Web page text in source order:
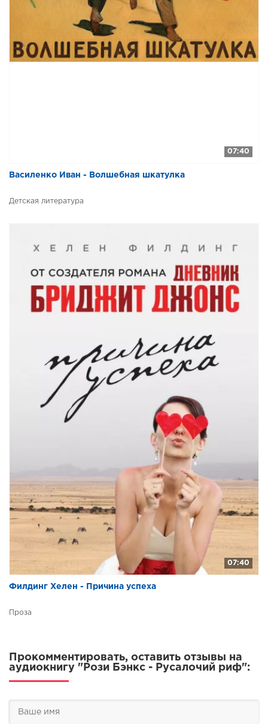
07:40
Василенко Иван - Волшебная шкатулка
Детская литература
07:40
Филдинг Хелен - Причина успеха
Проза
Прокомментировать, оставить отзывы на
аудиокнигу "Рози Бэнкс - Русалочий риф":